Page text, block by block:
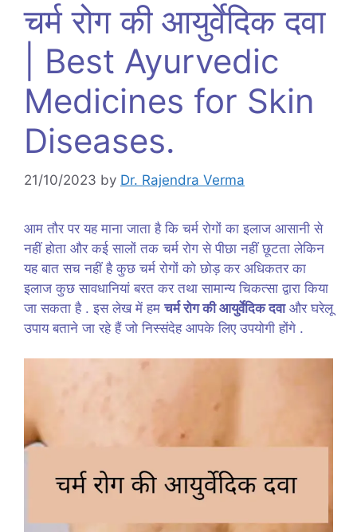
चर्म रोग की आयुर्वेदिक दवा
| Best Ayurvedic
Medicines for Skin
Diseases.
21/10/2023 by Dr. Rajendra Verma
आम तौर पर यह माना जाता है कि चर्म रोगों का इलाज आसानी से
नहीं होता और कई सालों तक चर्म रोग से पीछा नहीं छूटता लेकिन
यह बात सच नहीं है कुछ चर्म रोगों को छोड़ कर अधिकतर का
इलाज कुछ सावधानियां बरत कर तथा सामान्य चिकत्सा द्वारा किया
जा सकता है . इस लेख में हमचर्म रोग की आयुर्वेदिक दवाऔर घरेलू
उपाय बताने जा रहे हैं जो निस्संदेह आपके लिए उपयोगी होंगे .